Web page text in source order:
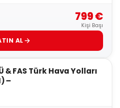
799 €
Kişi Başı
AL
4
& FAS Türk Hava Yolları
–